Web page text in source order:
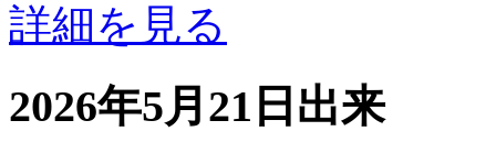
詳細を見る
2026年5月21日出来